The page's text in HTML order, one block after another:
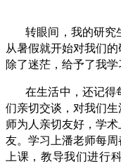
转眼间，我的研究
从暑假就开始对我们
除了迷茫，给予了我学
在生活中，还记得
们亲切交谈，对我们
师为人亲切友好，学
友。学习上潘老师每
上课，教导我们进行